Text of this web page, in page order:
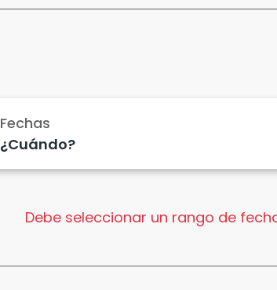
Fechas
Debe seleccionar un rango de